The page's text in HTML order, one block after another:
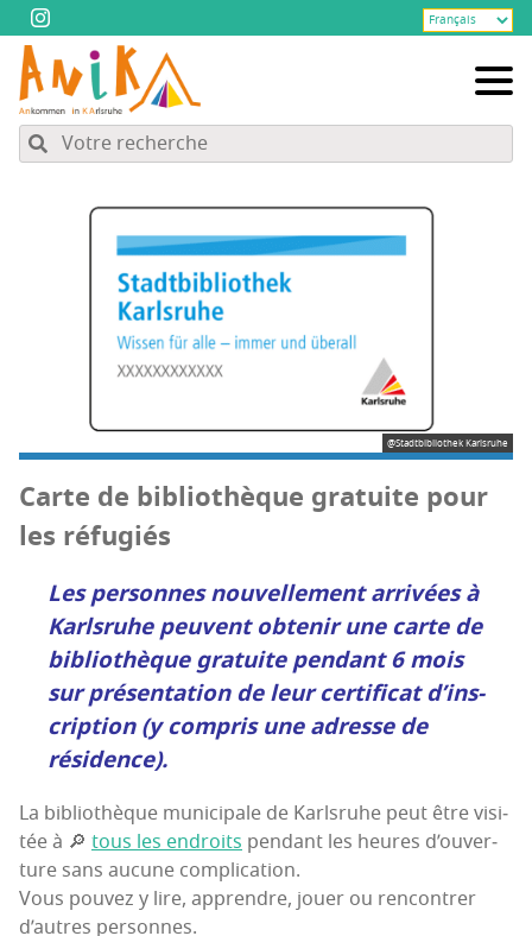
@Stadtbibliothek Karlsruhe
Carte de biblio­thèque gra­tuite pour
les réfugiés
Les per­sonnes nou­vel­le­ment arri­vées à
Karls­ruhe peuvent obte­nir une carte de
biblio­thèque gra­tuite pen­dant 6 mois
sur pré­sen­ta­tion de leurcer­ti­fi­cat d’ins­
crip­tion(y com­pris une adresse de
résidence).
La biblio­thèque muni­ci­pale de Karls­ruhe peut être visi­
tée à 🔎 tous les endroits pen­dant les heures d’ou­ver­
ture sans aucune complication.
Vous pou­vez y lire, apprendre, jouer ou ren­con­trer
d’autres personnes.